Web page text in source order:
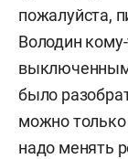
пожалуйста,
Володин
было
можно
надо менять